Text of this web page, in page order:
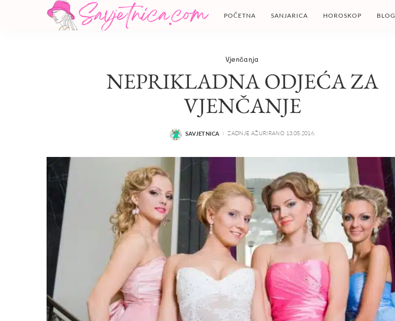
POČETNA SANJARICA HOROSKOP BLOG
Vjenčanja
NEPRIKLADNA ODJEĆA ZA
VJENČANJE
POSTED
SAVJETNICA ZADNJE AŽURIRANO 13.05.2016.